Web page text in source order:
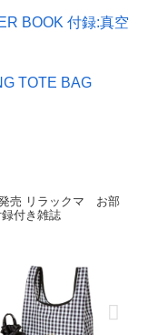
BOOK 付録:真空
TOTE BAG
発売 リラックマ お部
付き雑誌